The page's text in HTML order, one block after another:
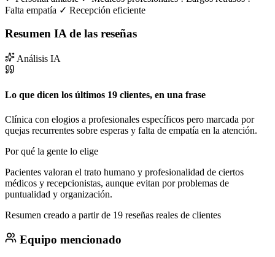
Falta empatía ✓ Recepción eficiente
Resumen IA de las reseñas
Análisis IA
Lo que dicen los últimos 19 clientes, en una frase
Clínica con elogios a profesionales específicos pero marcada por
quejas recurrentes sobre esperas y falta de empatía en la atención.
Por qué la gente lo elige
Pacientes valoran el trato humano y profesionalidad de ciertos
médicos y recepcionistas, aunque evitan por problemas de
puntualidad y organización.
Resumen creado a partir de 19 reseñas reales de clientes
Equipo mencionado